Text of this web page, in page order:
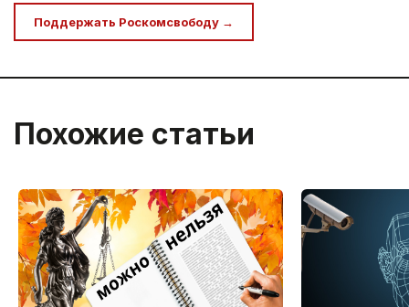
Поддержать Роскомсвободу →
Похожие статьи